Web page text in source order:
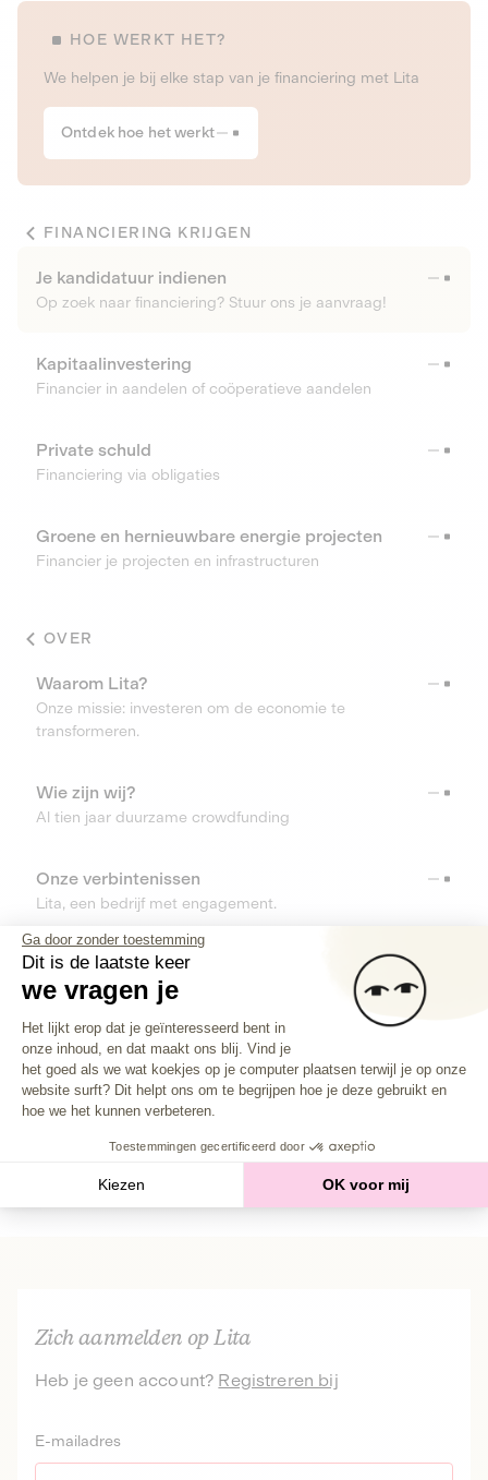
HOE WERKT HET?
We helpen je bij elke stap van je financiering met Lita
Ontdek hoe het werkt
FINANCIERING KRIJGEN
Je kandidatuur indienen
Op zoek naar financiering? Stuur ons je aanvraag!
Kapitaalinvestering
Financier in aandelen of coöperatieve aandelen
Private schuld
Financiering via obligaties
Groene en hernieuwbare energie projecten
Financier je projecten en infrastructuren
OVER
Waarom Lita?
Onze missie: investeren om de economie te
transformeren.
Wie zijn wij?
Al tien jaar duurzame crowdfunding
Onze verbintenissen
Lita, een bedrijf met engagement.
Onze prestaties
Kerncijfers en bedrijfsinformatie
BRONNEN
TOOLS
Vind alle antwoorden op je vragen
Zich aanmelden op Lita
Heb je geen account? Registreren bij
E-mailadres
Ga door zonder toestemming
Dit is de laatste keer
we vragen je
Toestemmingsbeheerplatform:
Het lijkt erop dat je geïnteresseerd bent in
onze inhoud, en dat maakt ons blij. Vind je
het goed als we wat koekjes op je computer plaatsen terwijl je op onze
website surft? Dit helpt ons om te begrijpen hoe je deze gebruikt en
hoe we het kunnen verbeteren.
Toestemmingen gecertificeerd door
Kiezen OK voor mij
Axeptio consent